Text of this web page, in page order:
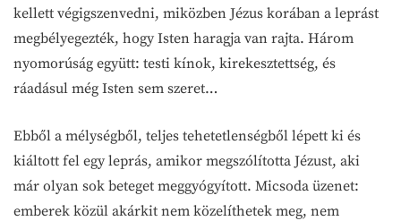
kellett végigszenvedni, miközben Jézus korában a leprást
megbélyegezték, hogy Isten haragja van rajta. Három
nyomorúság együtt: testi kínok, kirekesztettség, és
ráadásul még Isten sem szeret…
Ebből a mélységből, teljes tehetetlenségből lépett ki és
kiáltott fel egy leprás, amikor megszólította Jézust, aki
már olyan sok beteget meggyógyított. Micsoda üzenet:
emberek közül akárkit nem közelíthetek meg, nem